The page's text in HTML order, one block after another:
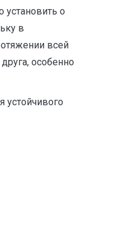
о
в
всей
особенно
устойчивого